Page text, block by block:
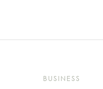
BUSINESS